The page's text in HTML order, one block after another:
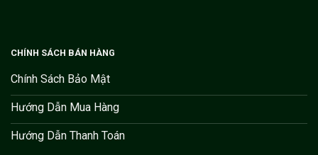
CHÍNH SÁCH BÁN HÀNG
Chính Sách Bảo Mật
Hướng Dẫn Mua Hàng
Hướng Dẫn Thanh Toán